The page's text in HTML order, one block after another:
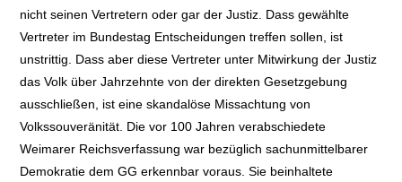
nicht seinen Vertretern oder gar der Justiz. Dass gewählte
Vertreter im Bundestag Entscheidungen treffen sollen, ist
unstrittig. Dass aber diese Vertreter unter Mitwirkung der Justiz
das Volk über Jahrzehnte von der direkten Gesetzgebung
ausschließen, ist eine skandalöse Missachtung von
Volkssouveränität. Die vor 100 Jahren verabschiedete
Weimarer Reichsverfassung war bezüglich sachunmittelbarer
Demokratie dem GG erkennbar voraus. Sie beinhaltete